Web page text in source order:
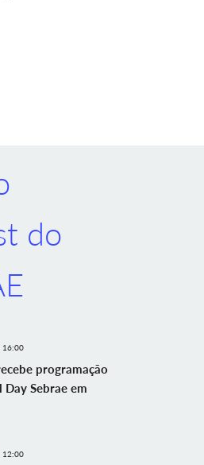
do
programação
Day Sebrae em